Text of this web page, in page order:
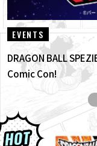
EVENTS
DRAGON BALL
Comic Con!